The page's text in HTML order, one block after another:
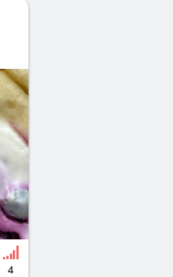
4